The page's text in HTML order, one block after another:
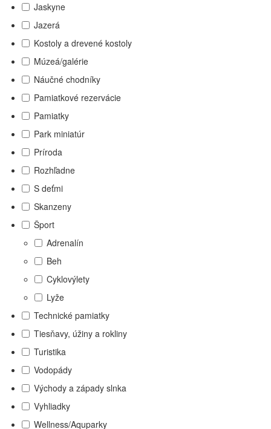
Jaskyne
Jazerá
Kostoly a drevené kostoly
Múzeá/galérie
Náučné chodníky
Pamiatkové rezervácie
Pamiatky
Park miniatúr
Príroda
Rozhľadne
S deťmi
Skanzeny
Šport
Adrenalín
Beh
Cyklovýlety
Lyže
Technické pamiatky
Tiesňavy, úžiny a rokliny
Turistika
Vodopády
Východy a západy slnka
Vyhliadky
Wellness/Aquparky